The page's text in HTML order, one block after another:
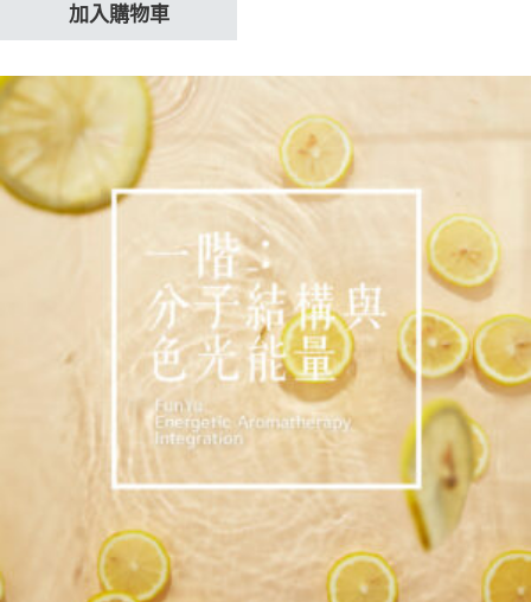
加入購物車